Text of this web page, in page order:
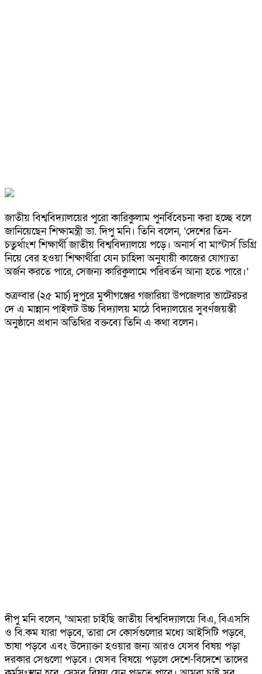
জাতীয় বিশ্ববিদ্যালয়ের পুরো কারিকুলাম পুনর্বিবেচনা করা হচ্ছে বলে
জানিয়েছেন শিক্ষামন্ত্রী ডা. দিপু মনি। তিনি বলেন, ‘দেশের তিন-
চতুর্থাংশ শিক্ষার্থী জাতীয় বিশ্ববিদ্যালয়ে পড়ে। অনার্স বা মাস্টার্স ডিগ্রি
নিয়ে বের হওয়া শিক্ষার্থীরা যেন চাহিদা অনুযায়ী কাজের যোগ্যতা
অর্জন করতে পারে, সেজন্য কারিকুলামে পরিবর্তন আনা হতে পারে।’
শুত্রুবার (২৫ মার্চ) দুপুরে মুন্সীগঞ্জের গজারিয়া উপজেলার ভাটেরচর
দে এ মান্নান পাইলট উচ্চ বিদ্যালয় মাঠে বিদ্যালয়ের সুবর্ণজয়ন্তী
অনুষ্ঠানে প্রধান অতিথির বক্তব্যে তিনি এ কথা বলেন।
দীপু মনি বলেন, ‘আমরা চাইছি জাতীয় বিশ্ববিদ্যালয়ে বিএ, বিএসসি
ও বি.কম যারা পড়বে, তারা সে কোর্সগুলোর মধ্যে আইসিটি পড়বে,
ভাষা পড়বে এবং উদ্যোক্তা হওয়ার জন্য আরও যেসব বিষয় পড়া
দরকার সেগুলো পড়বে। যেসব বিষয়ে পড়লে দেশে-বিদেশে তাদের